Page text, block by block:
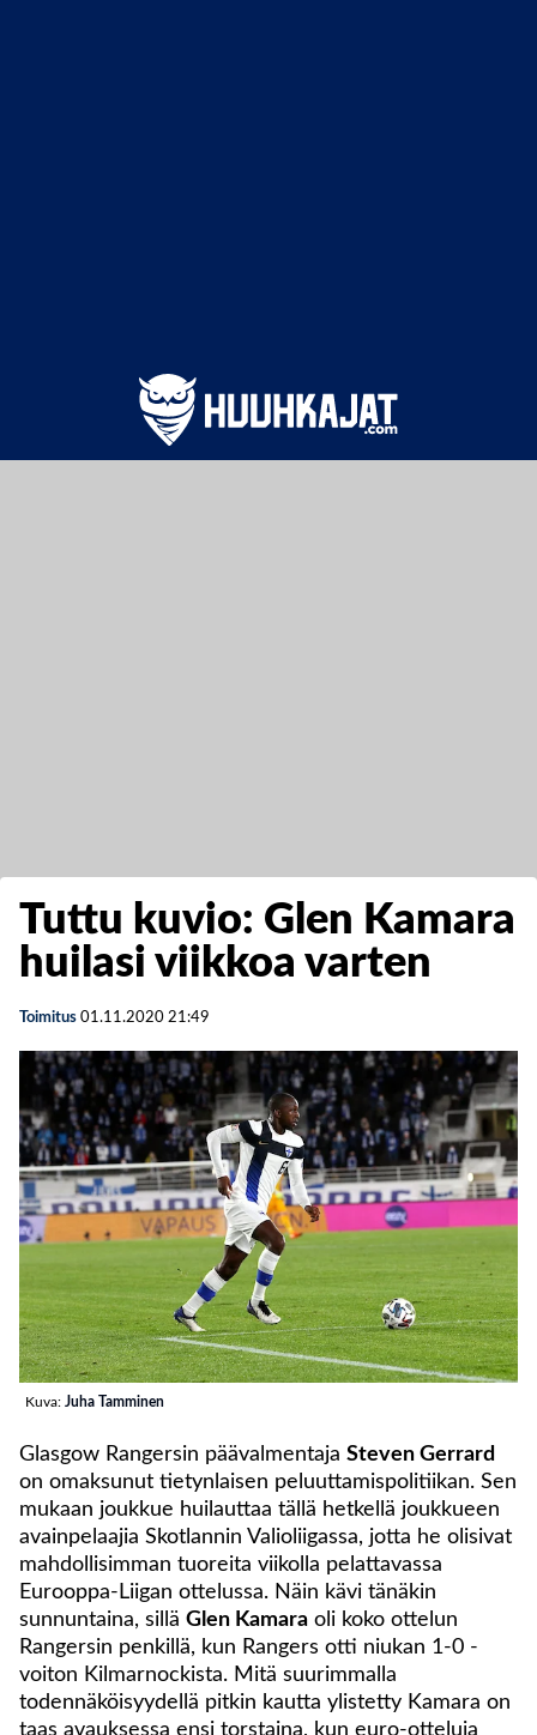
Tuttu kuvio: Glen Kamara
huilasi viikkoa varten
Toimitus 01.11.2020 21:49
Kuva: Juha Tamminen
Glasgow Rangersin päävalmentaja Steven Gerrard
on omaksunut tietynlaisen peluuttamispolitiikan. Sen
mukaan joukkue huilauttaa tällä hetkellä joukkueen
avainpelaajia Skotlannin Valioliigassa, jotta he olisivat
mahdollisimman tuoreita viikolla pelattavassa
Eurooppa-Liigan ottelussa. Näin kävi tänäkin
sunnuntaina, sillä Glen Kamara oli koko ottelun
Rangersin penkillä, kun Rangers otti niukan 1-0 -
voiton Kilmarnockista. Mitä suurimmalla
todennäköisyydellä pitkin kautta ylistetty Kamara on
taas avauksessa ensi torstaina, kun euro-otteluja